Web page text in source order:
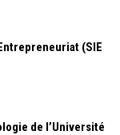
(SIE
de l’Université